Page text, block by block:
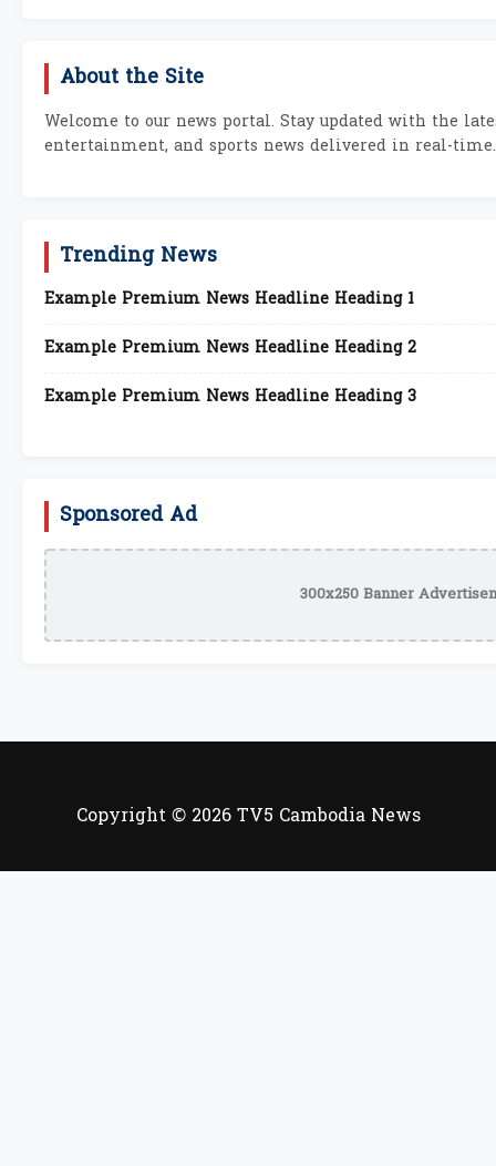
About the Site
Welcome to our news portal. Stay updated with the
entertainment, and sports news delivered in real-time.
Trending News
Example Premium News Headline Heading 1
Example Premium News Headline Heading 2
Example Premium News Headline Heading 3
Sponsored Ad
300x250 Banner
Copyright © 2026 TV5 Cambodia News